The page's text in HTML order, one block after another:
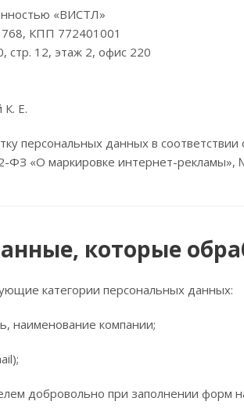
«ВИСТЛ»
КПП 772401001
стр. 12, этаж 2, офис 220
Е.
персональных данных в
«О маркировке интернет-рекламы»,
которые
категории персональных данных:
наименование компании;
добровольно при заполнении форм